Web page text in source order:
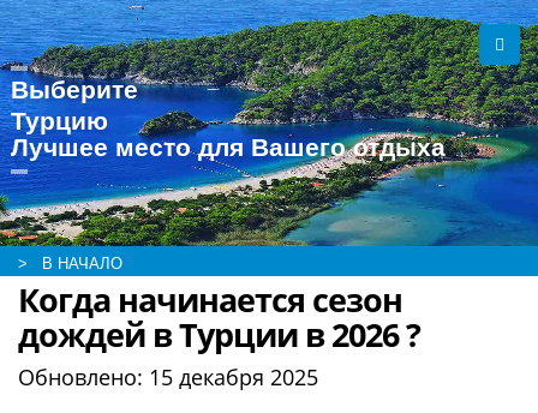
Выберите
Турцию
Лучшее место для Вашего отдыха
> В НАЧАЛО
Когда начинается сезон
дождей в Турции в 2026 ?
Обновлено: 15 декабря 2025